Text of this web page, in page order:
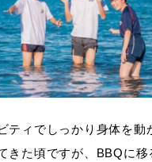
ティでしっかり身体を動
きた頃ですが、BBQに移